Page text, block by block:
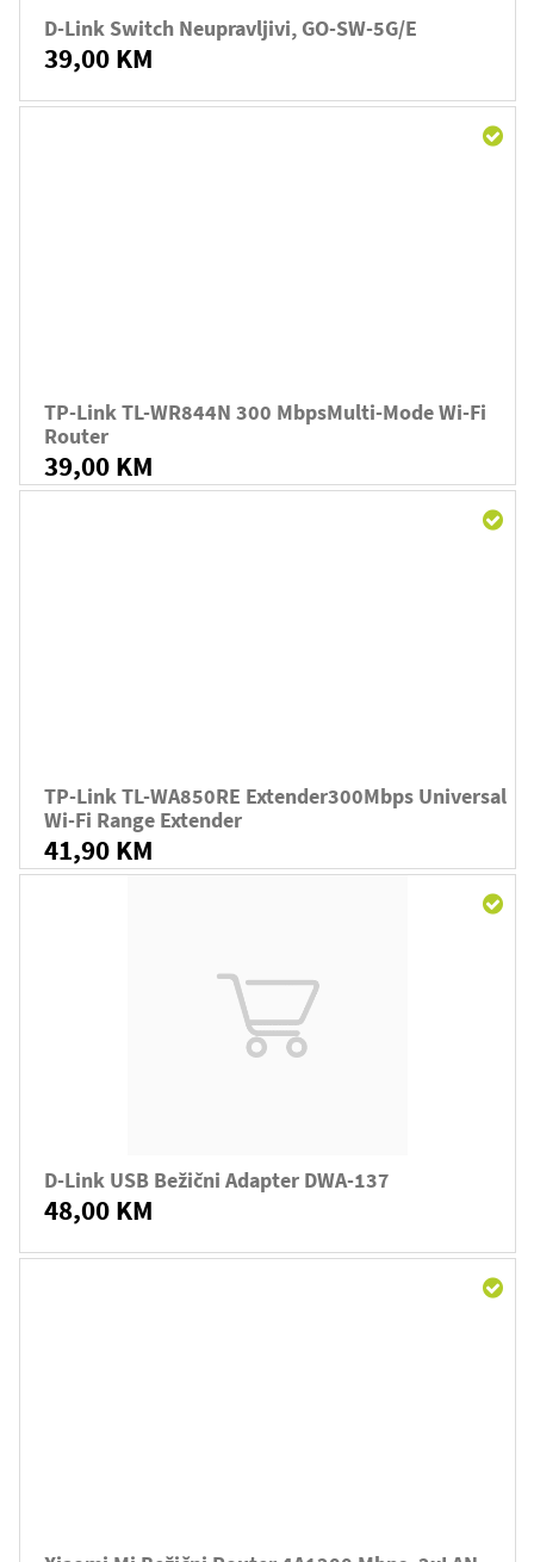
D-Link Switch Neupravljivi, GO-SW-5G/E
39,00 KM
TP-Link TL-WR844N 300 MbpsMulti-Mode Wi-Fi
Router
39,00 KM
TP-Link TL-WA850RE Extender300Mbps Universal
Wi-Fi Range Extender
41,90 KM
D-Link USB Bežični Adapter DWA-137
48,00 KM